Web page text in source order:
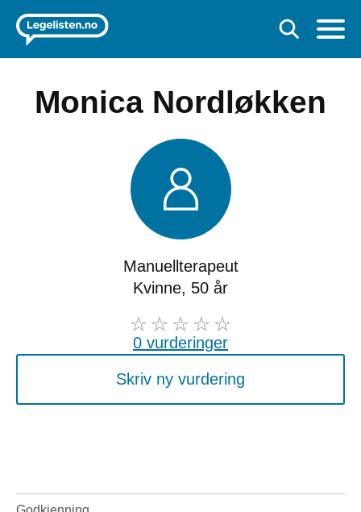
Monica Nordløkken
Manuellterapeut
Kvinne, 50 år
0 vurderinger
Skriv ny vurdering